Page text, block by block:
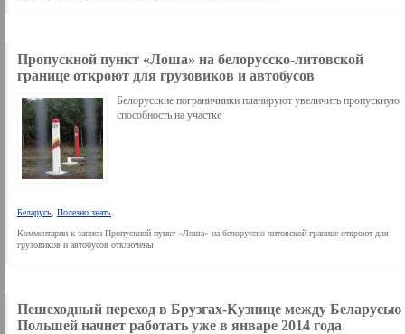
Пропускной пункт «Лоша» на белорусско-литовской
границе откроют для грузовиков и автобусов
Белорусские пограничники планируют увеличить пропускную
способность на участке
Беларусь Полезно знать
Комментарии к записи Пропускной пункт «Лоша» на белорусско-литовской границе откроют для
грузовиков и автобусов отключены
Пешеходный переход в Брузгах-Кузнице между Беларусью
Польшей начнет работать уже в январе 2014 года